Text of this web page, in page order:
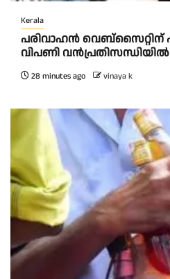
Kerala
പരിവാഹൻ വെബ്സൈറ്റിന്
വിപണി വന്‍പ്രതിസന്ധിയിൽ
28 minutes ago vinaya k